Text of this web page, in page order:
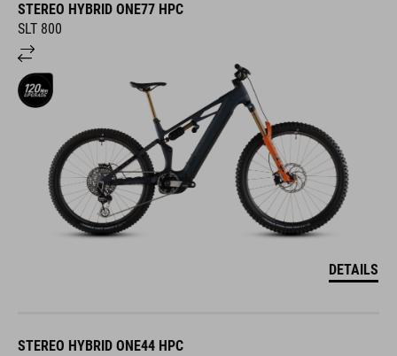
STEREO HYBRID ONE77 HPC
SLT 800
DETAILS
STEREO HYBRID ONE44 HPC